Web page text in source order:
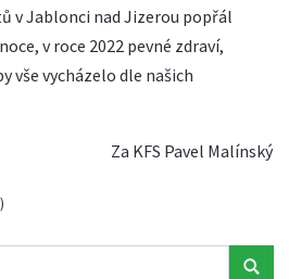
v Jablonci nad Jizerou popřál
v roce 2022 pevné zdraví,
vše vycházelo dle našich
Za KFS Pavel Malínský